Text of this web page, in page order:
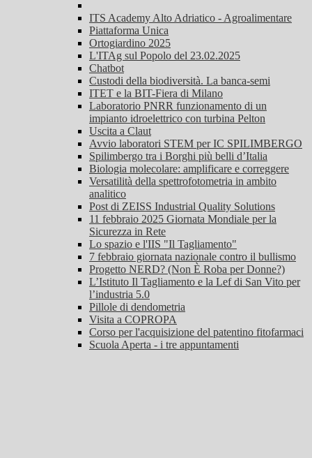
ITS Academy Alto Adriatico - Agroalimentare
Piattaforma Unica
Ortogiardino 2025
L'ITAg sul Popolo del 23.02.2025
Chatbot
Custodi della biodiversità. La banca-semi
ITET e la BIT-Fiera di Milano
Laboratorio PNRR funzionamento di un
impianto idroelettrico con turbina Pelton
Uscita a Claut
Avvio laboratori STEM per IC SPILIMBERGO
Spilimbergo tra i Borghi più belli d’Italia
Biologia molecolare: amplificare e correggere
Versatilità della spettrofotometria in ambito
analitico
Post di ZEISS Industrial Quality Solutions
11 febbraio 2025 Giornata Mondiale per la
Sicurezza in Rete
Lo spazio e l'IIS "Il Tagliamento"
7 febbraio giornata nazionale contro il bullismo
Progetto NERD? (Non È Roba per Donne?)
L’Istituto Il Tagliamento e la Lef di San Vito per
l’industria 5.0
Pillole di dendometria
Visita a COPROPA
Corso per l'acquisizione del patentino fitofarmaci
Scuola Aperta - i tre appuntamenti